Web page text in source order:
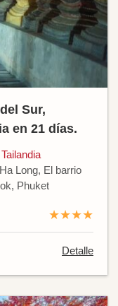
Sur,
en 21 días.
Long, El barrio
Phuket
★★★★
Detalle